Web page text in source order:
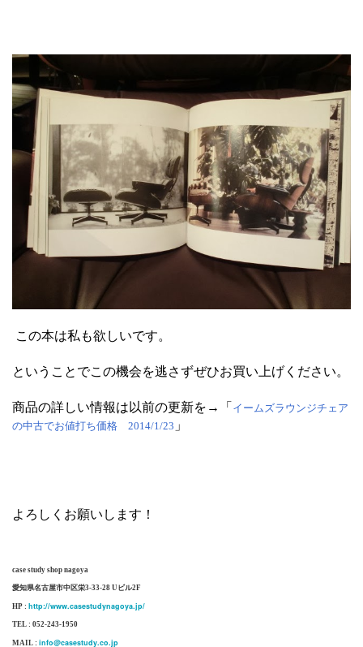
この本は私も欲しいです。
ということでこの機会を逃さずぜひお買い上げください。
商品の詳しい情報は以前の更新を→「 イームズラウンジチェア
の中古でお値打ち価格 2014/1/23 」
よろしくお願いします！
case study shop nagoya
愛知県名古屋市中区栄3-33-28 Uビル2F
HP : http://www.casestudynagoya.jp/
TEL : 052-243-1950
MAIL : info@casestudy.co.jp